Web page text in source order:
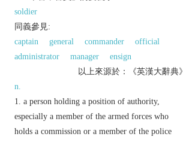
soldier
同義參見:
captain
general commander
official
administrator
manager
ensign
以上來源於：《英漢大辭典》
n.
a person holding a position of authority,
especially a member of the armed forces who
holds a commission or a member of the police